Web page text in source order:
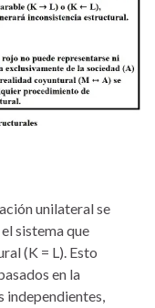
unilateral se
sistema que
(K = L). Esto
en la
independientes,